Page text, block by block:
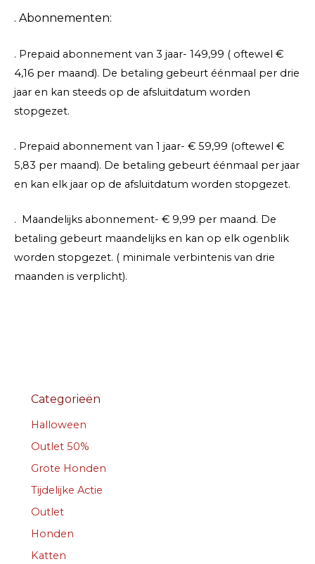
. Abonnementen:
. Prepaid abonnement van 3 jaar- 149,99 ( oftewel €
4,16 per maand). De betaling gebeurt éénmaal per drie
jaar en kan steeds op de afsluitdatum worden
stopgezet.
. Prepaid abonnement van 1 jaar- € 59,99 (oftewel €
5,83 per maand). De betaling gebeurt éénmaal per jaar
en kan elk jaar op de afsluitdatum worden stopgezet.
. Maandelijks abonnement- € 9,99 per maand. De
betaling gebeurt maandelijks en kan op elk ogenblik
worden stopgezet. ( minimale verbintenis van drie
maanden is verplicht).
Categorieën
Halloween
Outlet 50%
Grote Honden
Tijdelijke Actie
Outlet
Honden
Katten